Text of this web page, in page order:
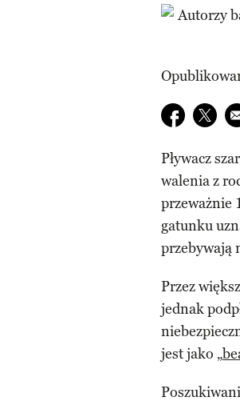
Udostępnij
Pływacz
walenia z
przeważnie
gatunku
przebywają
Przez
jednak
jest jako „